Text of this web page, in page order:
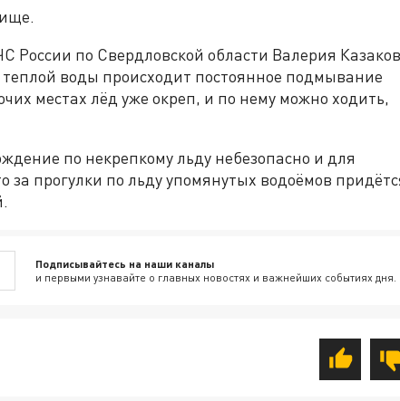
России по Свердловской области Валерия
воды происходит постоянное подмывание
местах лёд уже окреп, и по нему можно ходить,
по некрепкому льду небезопасно и для
прогулки по льду упомянутых водоёмов
Подписывайтесь на наши каналы
и первыми узнавайте о главных новостях и важнейших событиях дня.